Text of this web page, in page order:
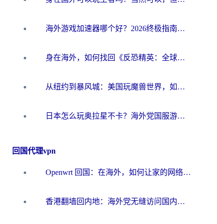
海外游戏加速器哪个好？2026终极指南帮你畅玩国服+解决卡顿难题
身在海外，如何找回《反恐精英：全球攻势》国服的丝滑手感？一份给你的终极指南
从纽约到暴风城：美国玩魔兽世界，如何找到你的最佳网络航线
日本怎么玩奥拉星不卡？海外党国服游戏加速器选择全攻略
回国代理vpn
Openwrt 回国：在海外，如何让家的网络触手可及
香港翻墙回内地：海外党无缝访问国内资源的加速器选择全攻略